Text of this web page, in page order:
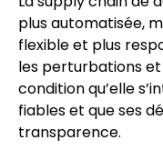
plus automatisée,
flexible et plus
les perturbations
condition qu’elle
fiables et que ses
transparence.